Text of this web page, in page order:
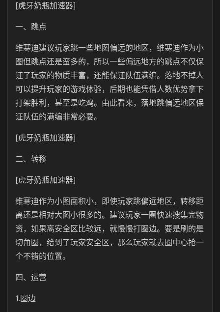
[虎牙奶瓶加速器]
一、跳点
维寒迪建议玩家跳一些地图偏远的地区，维寒迪作为小
图但跳点还是蛮多的，所以一些偏远地方的跳点不仅保
证了玩家的物质丰富，还能保证队伍满编。落地不掉人
可以提升玩家的游戏体验，后期也能凭借人数优势拿下
打架胜利，甚至是吃鸡。由此看来，落地跳偏远地区保
证队伍的满编非常必要。
[虎牙奶瓶加速器]
二、转移
[虎牙奶瓶加速器]
维寒迪作为小图面积小，即使玩家跳偏远地区，转移距
离还是相对大图小很多的。建议玩家一圈快速搜集完物
资，如果离安全区比较远，就慢慢打圈边。要是刷的是
切角圈，给到了玩家安全区，那么玩家就去圈中心抢一
个不错的位置。
四、运营
1.圈边